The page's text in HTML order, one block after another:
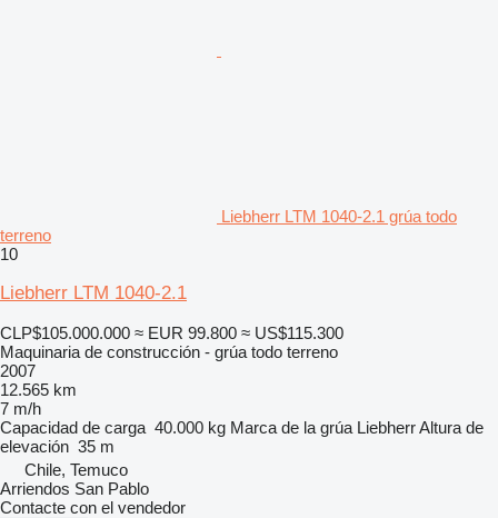
Liebherr LTM 1040-2.1 grúa todo
terreno
10
Liebherr LTM 1040-2.1
CLP$105.000.000 ≈ EUR 99.800 ≈ US$115.300
Maquinaria de construcción - grúa todo terreno
2007
12.565 km
7 m/h
Capacidad de carga 40.000 kg Marca de la grúa LiebherrAltura de
elevación 35 m
Chile, Temuco
Arriendos San Pablo
Contacte con el vendedor